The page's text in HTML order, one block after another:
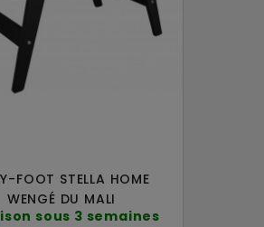
FOOT STELLA HOME
WENGÉ DU MALI
sous 3 semaines